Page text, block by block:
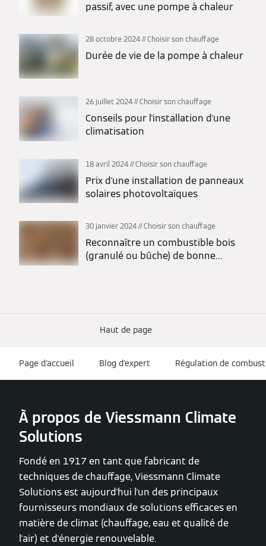
passif, avec une pompe à chaleur
28 octobre 2024 Choisir son chauffage
Durée de vie de la pompe à chaleur
26 juillet 2024 Choisir son chauffage
Conseils pour l'installation d'une
climatisation
18 avril 2024 Choisir son chauffage
Prix d'une installation de panneaux
solaires photovoltaïques
30 janvier 2024 Choisir son chauffage
Reconnaître un combustible bois
(granulé ou bûche) de bonne
Haut de page
Page d'accueil Blog d'expert Régulation de
À propos de Viessmann Climate
Solutions
Fondé en 1917 en tant que fabricant de
techniques de chauffage, Viessmann Climate
Solutions est aujourd'hui l'un des principaux
fournisseurs mondiaux de solutions efficaces en
matière de climat (chauffage, eau et qualité de
l'air) et d'énergie renouvelable.